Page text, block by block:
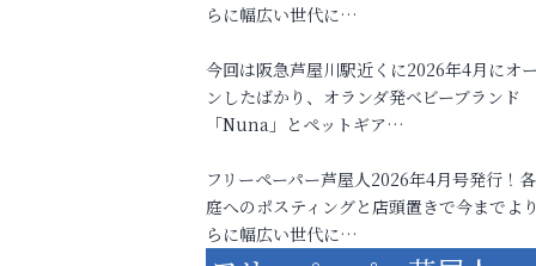
らに幅広い世代に…
今回は阪急芦屋川駅近くに2026年4月にオ
ンしたばかり、オランダ発ベビーブランド
「Nuna」とペットギア…
フリーペーパー芦屋人2026年4月号発行！
庭へのポスティングと店頭置きで今までよ
らに幅広い世代に…